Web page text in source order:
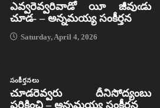
ఎవ్వరెవ్వరివాడో యీ జీవుఁడు
చూడ- – అన్నమయ్య సంకీర్తన
Saturday, April 4, 2026
సంకీర్తనలు
చూడరెవ్వరు దీనిసోద్యంబు
పరికించి – అన్నమయ్య సంకీర్తన